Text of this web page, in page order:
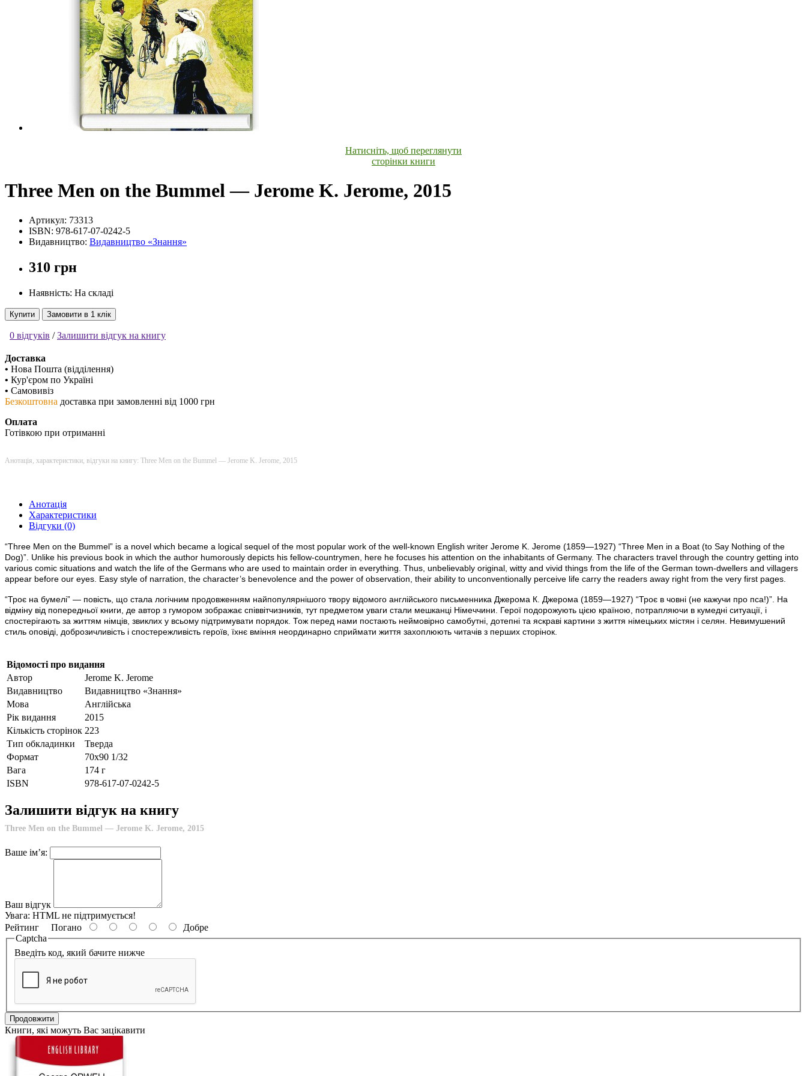
Натисніть, щоб переглянути
сторінки книги
Three Men on the Bummel — Jerome K. Jerome, 2015
Артикул: 73313
ISBN: 978-617-07-0242-5
Видавництво: Видавництво «Знання»
310 грн
Наявність: На складі
Купити Замовити в 1 клік
0 відгуків /Залишити відгук на книгу
Доставка
• Нова Пошта (відділення)
• Кур'єром по Україні
• Самовивіз
Безкоштовна доставка при замовленні від 1000 грн
Оплата
Готівкою при отриманні
Анотація, характеристики, відгуки на книгу: Three Men on the Bummel — Jerome K. Jerome, 2015
Анотація
Характеристики
Відгуки (0)
“Three Men on the Bummel” is a novel which became a logical sequel of the most popular work of the well-known English writer Jerome K. Jerome (1859—1927) “Three Men in a Boat (to Say Nothing of the
Dog)”. Unlike his previous book in which the author humorously depicts his fellow-countrymen, here he focuses his attention on the inhabitants of Germany. The characters travel through the country getting into
various comic situations and watch the life of the Germans who are used to maintain order in everything. Thus, unbelievably original, witty and vivid things from the life of the German town-dwellers and villagers
appear before our eyes. Easy style of narration, the character’s benevolence and the power of observation, their ability to unconventionally perceive life carry the readers away right from the very first pages.
“Троє на бумелі” — повість, що стала логічним продовженням найпопулярнішого твору відомого англійського письменника Джерома К. Джерома (1859—1927) “Троє в човні (не кажучи про пса!)”. На
відміну від попередньої книги, де автор з гумором зображає співвітчизників, тут предметом уваги стали мешканці Німеччини. Герої подорожують цією країною, потрапляючи в кумедні ситуації, і
спостерігають за життям німців, звиклих у всьому підтримувати порядок. Тож перед нами постають неймовірно самобутні, дотепні та яскраві картини з життя німецьких містян і селян. Невимушений
стиль оповіді, доброзичливість і спостережливість героїв, їхнє вміння неординарно сприймати життя захоплюють читачів з перших сторінок.
Відомості про видання
Автор
Jerome K. Jerome
Видавництво
Видавництво «Знання»
Мова
Англійська
Рік видання
2015
Кількість сторінок 223
Тип обкладинки
Тверда
Формат
70х90 1/32
Вага
174 г
ISBN
978-617-07-0242-5
Залишити відгук на книгу
Three Men on the Bummel — Jerome K. Jerome, 2015
Ваше ім’я:
Ваш відгук
Увага: HTML не підтримується!
Рейтинг Погано
Добре
Captcha
Введіть код, який бачите нижче
Продовжити
Книги, які можуть Вас зацікавити